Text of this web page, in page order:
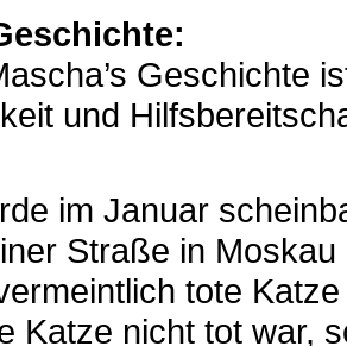
Geschichte
und
im Januar
Straße in
tote
Katze nicht tot war,